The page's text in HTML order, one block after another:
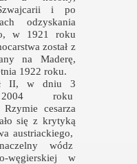
i
po
odzyskania
w 1921 roku
został z
na Maderę,
1922 roku.
II, w dniu 3
2004 roku
Rzymie cesarza
się z krytyką
austriackiego,
naczelny
wódz
węgierskiej w